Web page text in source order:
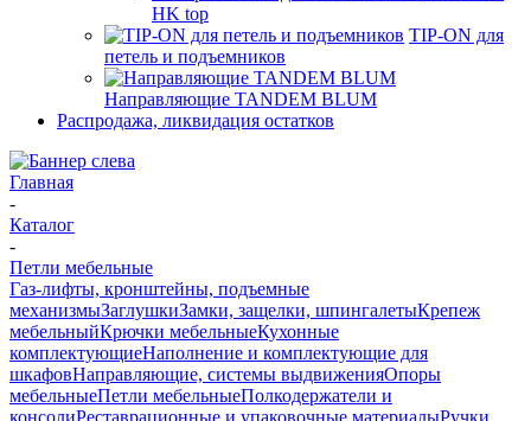
HK top
TIP-ON для
петель и подъемников
Направляющие TANDEM BLUM
Распродажа, ликвидация остатков
Главная
-
Каталог
-
Петли мебельные
Газ-лифты, кронштейны, подъемные
механизмыЗаглушкиЗамки, защелки, шпингалетыКрепеж
мебельныйКрючки мебельныеКухонные
комплектующиеНаполнение и комплектующие для
шкафовНаправляющие, системы выдвиженияОпоры
мебельныеПетли мебельныеПолкодержатели и
консолиРеставрационные и упаковочные материалыРучки